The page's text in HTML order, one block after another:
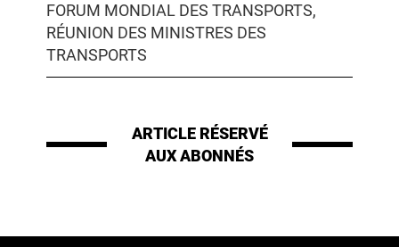
FORUM MONDIAL DES TRANSPORTS,
RÉUNION DES MINISTRES DES
TRANSPORTS
ARTICLE RÉSERVÉ
AUX ABONNÉS